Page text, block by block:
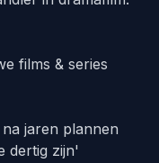
films & series
jaren plannen
dertig zijn'